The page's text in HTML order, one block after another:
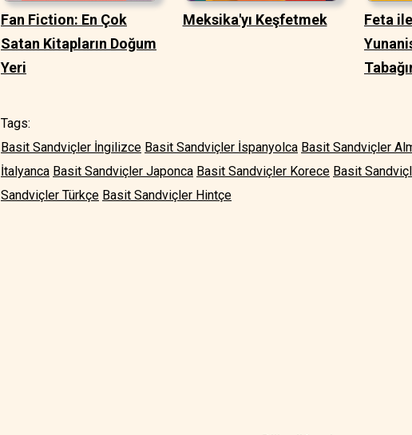
Fan Fiction: En Çok
Satan Kitapların Doğum
Yeri
Meksika'yı Keşfetmek
Feta
Tags:
Basit Sandviçler İngilizce Basit Sandviçler İspanyolca Basit Sandviçler
İtalyanca Basit Sandviçler Japonca Basit Sandviçler Korece Basit
Sandviçler Türkçe Basit Sandviçler Hintçe